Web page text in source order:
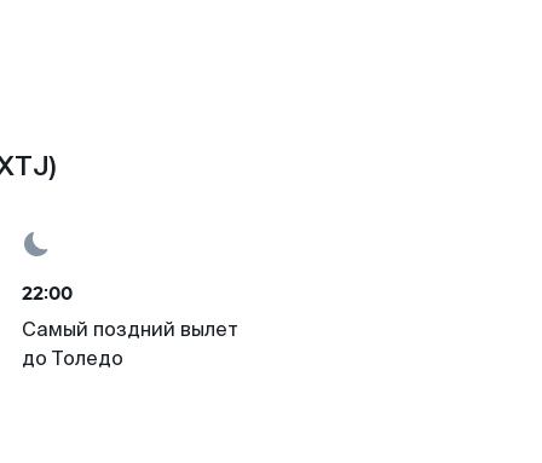
22:00
Самый поздний вылет
до Толедо